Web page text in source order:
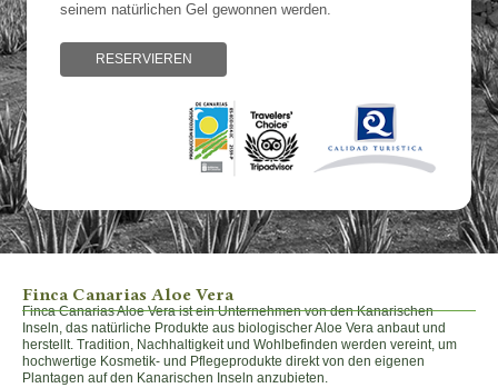
seinem natürlichen Gel gewonnen werden.
RESERVIEREN
Finca Canarias Aloe Vera
Finca Canarias Aloe Vera ist ein Unternehmen von den Kanarischen
Inseln, das natürliche Produkte aus biologischer Aloe Vera anbaut und
herstellt. Tradition, Nachhaltigkeit und Wohlbefinden werden vereint, um
hochwertige Kosmetik- und Pflegeprodukte direkt von den eigenen
Plantagen auf den Kanarischen Inseln anzubieten.